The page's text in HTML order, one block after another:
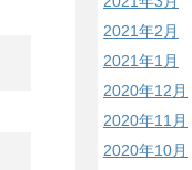
2021年2月
2021年1月
2020年12月
2020年11月
2020年10月